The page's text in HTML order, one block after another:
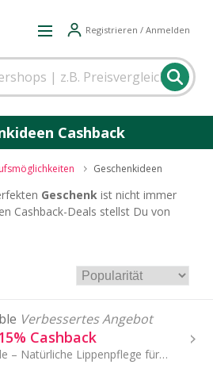
Registrieren / Anmelden
Cashback
Geschenkideen
Geschenk ist nicht immer
Cashback-Deals stellst Du von
beim Geschenke-Kauf günstige
Verbessertes Angebot
Cashback
HIPI Faible – Natürliche Lippenpflege für samtweiche Lippen